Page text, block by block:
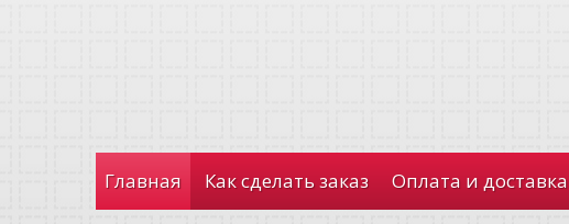
Главная Как сделать заказ Оплата и доставка